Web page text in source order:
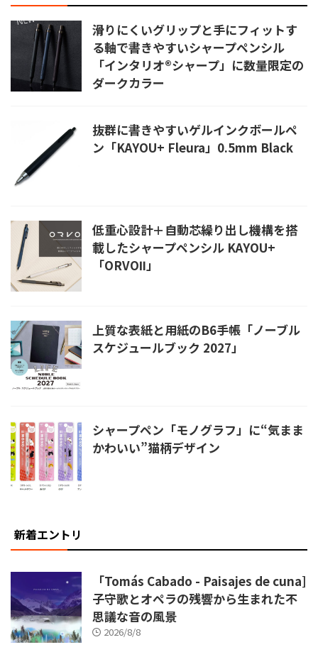
滑りにくいグリップと手にフィットす
る軸で書きやすいシャープペンシル
「インタリオ®シャープ」に数量限定の
ダークカラー
抜群に書きやすいゲルインクボールペ
ン「KAYOU+ Fleura」0.5mm Black
低重心設計＋自動芯繰り出し機構を搭
載したシャープペンシル KAYOU+
「ORVOⅡ」
上質な表紙と用紙のB6手帳「ノーブル
スケジュールブック 2027」
シャープペン「モノグラフ」に“気まま
かわいい”猫柄デザイン
新着エントリ
「Tomás Cabado - Paisajes de cuna]
子守歌とオペラの残響から生まれた不
思議な音の風景
2026/8/8